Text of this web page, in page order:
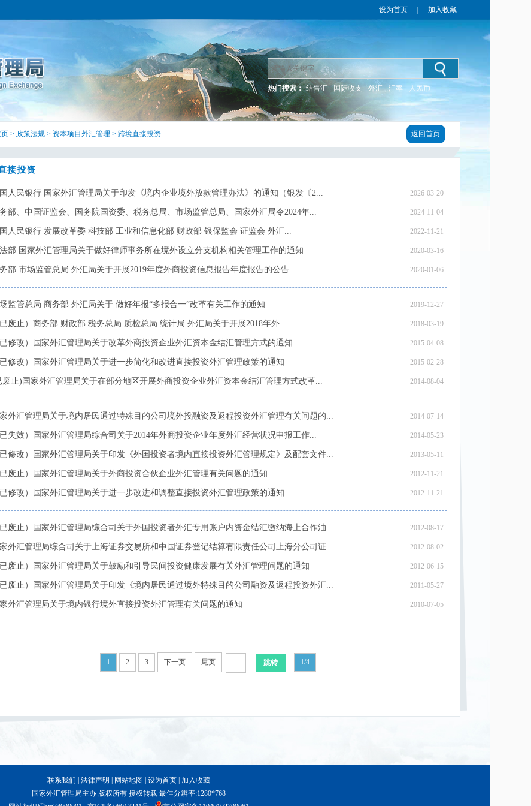
设为首页 加入收藏
热门搜索： 结售汇 国际收支 外汇 汇率 人民币
页 > 政策法规 > 资本项目外汇管理 > 跨境直接投资 返回首页
接投资
人民银行 国家外汇管理局关于印发《境内企业境外放款管理办法》的通知（银发〔2... 2026-03-20
部、中国证监会、国务院国资委、税务总局、市场监管总局、国家外汇局令2024年... 2024-11-04
人民银行 发展改革委 科技部 工业和信息化部 财政部 银保监会 证监会 外汇... 2022-11-21
部 国家外汇管理局关于做好律师事务所在境外设立分支机构相关管理工作的通知 2020-03-16
部 市场监管总局 外汇局关于开展2019年度外商投资信息报告年度报告的公告 2020-01-06
监管总局 商务部 外汇局关于 做好年报“多报合一”改革有关工作的通知 2019-12-27
已废止）商务部 财政部 税务总局 质检总局 统计局 外汇局关于开展2018年外... 2018-03-19
已修改）国家外汇管理局关于改革外商投资企业外汇资本金结汇管理方式的通知 2015-04-08
已修改）国家外汇管理局关于进一步简化和改进直接投资外汇管理政策的通知 2015-02-28
废止)国家外汇管理局关于在部分地区开展外商投资企业外汇资本金结汇管理方式改革... 2014-08-04
外汇管理局关于境内居民通过特殊目的公司境外投融资及返程投资外汇管理有关问题的... 2014-07-14
已失效）国家外汇管理局综合司关于2014年外商投资企业年度外汇经营状况申报工作... 2014-05-23
已修改）国家外汇管理局关于印发《外国投资者境内直接投资外汇管理规定》及配套文件... 2013-05-11
已废止）国家外汇管理局关于外商投资合伙企业外汇管理有关问题的通知 2012-11-21
已修改）国家外汇管理局关于进一步改进和调整直接投资外汇管理政策的通知 2012-11-21
已废止）国家外汇管理局综合司关于外国投资者外汇专用账户内资金结汇缴纳海上合作油... 2012-08-17
外汇管理局综合司关于上海证券交易所和中国证券登记结算有限责任公司上海分公司证... 2012-08-02
已废止）国家外汇管理局关于鼓励和引导民间投资健康发展有关外汇管理问题的通知 2012-06-15
已废止）国家外汇管理局关于印发《境内居民通过境外特殊目的公司融资及返程投资外汇... 2011-05-27
外汇管理局关于境内银行境外直接投资外汇管理有关问题的通知 2010-07-05
1 2 3 下一页 尾页 1/4
联系我们 法律声明 网站地图 设为首页 加入收藏
国家外汇管理局主办 版权所有 授权转载 最佳分辨率:1280*768